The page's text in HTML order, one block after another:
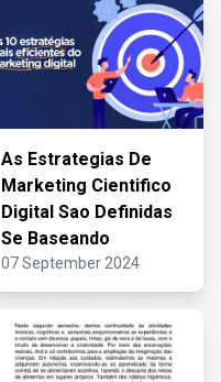
As Estrategias De
Marketing Cientifico
Digital Sao Definidas
Se Baseando
07 September 2024